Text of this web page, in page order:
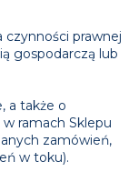
czynności prawnej
gospodarczą lub
a także o
ramach Sklepu
zamówień,
w toku).